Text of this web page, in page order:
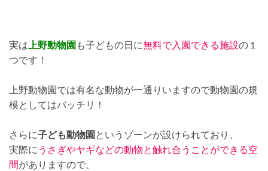
実は 上野動物園 も子どもの日に無料で入園できる施設の１
つです！
上野動物園では有名な動物が一通りいますので動物園の規
模としてはバッチリ！
さらに子ども動物園 というゾーンが設けられており、
実際に うさぎやヤギなどの動物と触れ合うことができる空
間がありますので、